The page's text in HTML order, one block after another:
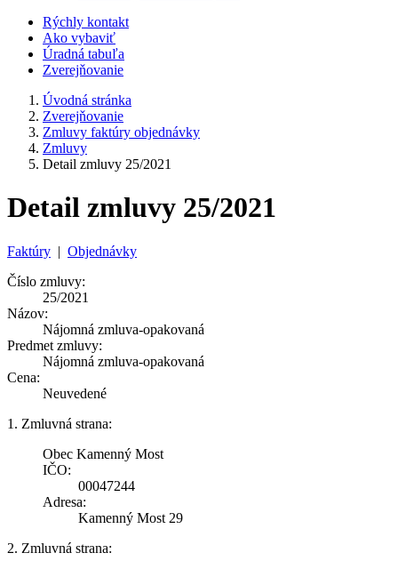
Rýchly kontakt
Ako vybaviť
Úradná tabuľa
Zverejňovanie
Úvodná stránka
Zverejňovanie
Zmluvy faktúry objednávky
Zmluvy
Detail zmluvy 25/2021
Detail zmluvy 25/2021
Faktúry | Objednávky
Číslo zmluvy:
25/2021
Názov:
Nájomná zmluva-opakovaná
Predmet zmluvy:
Nájomná zmluva-opakovaná
Cena:
Neuvedené
1. Zmluvná strana:
Obec Kamenný Most
IČO:
00047244
Adresa:
Kamenný Most 29
2. Zmluvná strana: